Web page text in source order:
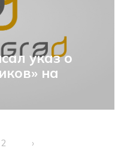
указ о
на
2 ›